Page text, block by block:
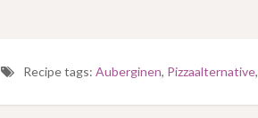
Recipe tags: Auberginen, Pizzaalternative,